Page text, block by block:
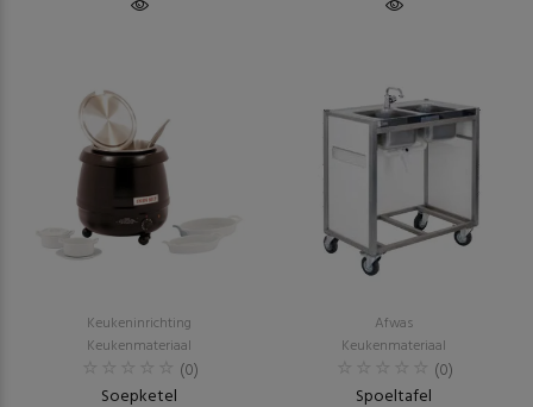
Keukeninrichting
Keukenmateriaal
(0)
Soepketel
Afwas
Keukenmateriaal
(0)
Spoeltafel